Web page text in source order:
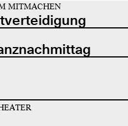
MITMACHEN